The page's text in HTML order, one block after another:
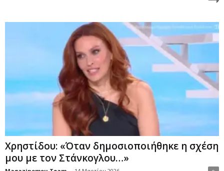
Χρηστίδου: «Όταν δημοσιοποιήθηκε η σχέση
μου με τον Στάνκογλου…»